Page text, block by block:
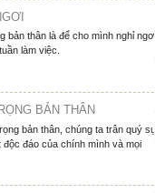
bản thân là để cho mình nghỉ ngơi
làm việc.
BẢN THÂN
bản thân, chúng ta trân quý sự
độc đáo của chính mình và mọi